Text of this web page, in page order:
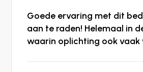
Goede ervaring met dit
aan te raden! Helemaal in
waarin oplichting ook vaak